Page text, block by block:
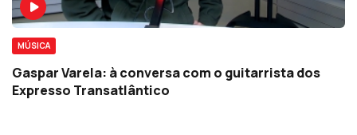
MÚSICA
Gaspar Varela: à conversa com o guitarrista dos
Expresso Transatlântico